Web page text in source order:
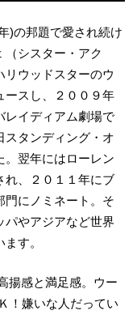
)の邦題で愛され続け
シスター・アク
リウッドスターのウ
ースし、２００９年
レイディアム劇場で
スタンディング・オ
。翌年にはローレン
れ、２０１１年にブ
門にノミネート。そ
パやアジアなど世界
す。
揚感と満足感。ウー
！嫌いな人だってい